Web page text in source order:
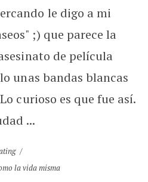
le digo a mi
;) que parece la
de película
unas bandas blancas
curioso es que fue así.
...
la vida misma